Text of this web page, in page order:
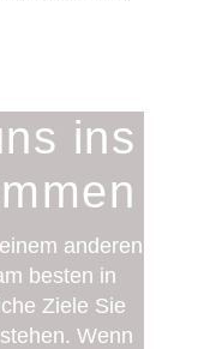
ins
anderen
besten in
Ziele Sie
Wenn